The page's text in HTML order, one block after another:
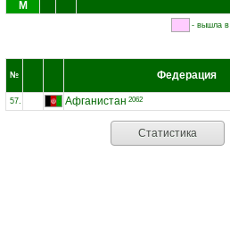
М
- вышла в
№ Федерация
57. Афганистан 2062
Статистика